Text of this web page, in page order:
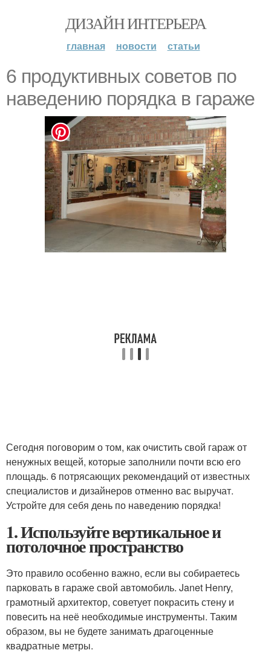
ДИЗАЙН ИНТЕРЬЕРА
главная новости статьи
6 продуктивных советов по
наведению порядка в гараже
Сегодня поговорим о том, как очистить свой гараж от
ненужных вещей, которые заполнили почти всю его
площадь. 6 потрясающих рекомендаций от известных
специалистов и дизайнеров отменно вас выручат.
Устройте для себя день по наведению порядка!
1. Используйте вертикальное и
потолочное пространство
Это правило особенно важно, если вы собираетесь
парковать в гараже свой автомобиль. Janet Henry,
грамотный архитектор, советует покрасить стену и
повесить на неё необходимые инструменты. Таким
образом, вы не будете занимать драгоценные
квадратные метры.